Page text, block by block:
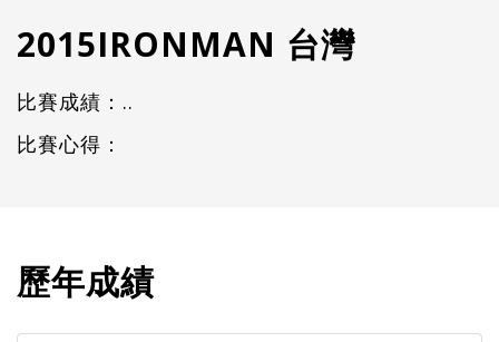
2015IRONMAN 台灣
比賽成績：..
比賽心得：
歷年成績